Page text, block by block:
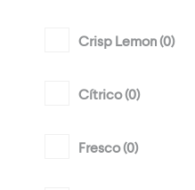
Crisp Lemon (0)
Cítrico (0)
Fresco (0)